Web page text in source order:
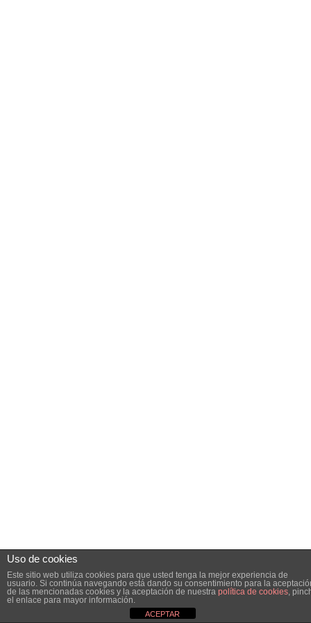
Uso de cookies
Este sitio web utiliza cookies para que usted tenga la mejor experiencia de
usuario. Si continúa navegando está dando su consentimiento para la
de las mencionadas cookies y la aceptación de nuestra política de cookies,
el enlace para mayor información.
ACEPTAR